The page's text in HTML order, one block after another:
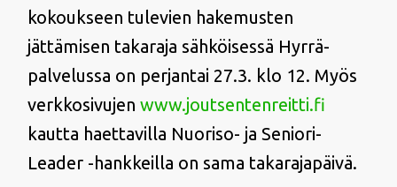
kokoukseen tulevien hakemusten
jättämisen takaraja sähköisessä Hyrrä-
palvelussa on perjantai 27.3. klo 12. Myös
verkkosivujen www.joutsentenreitti.fi
kautta haettavilla Nuoriso- ja Seniori-
Leader -hankkeilla on sama takarajapäivä.